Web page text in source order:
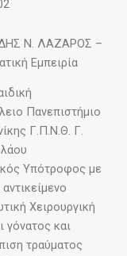
Ν. ΛΑΖΑΡΟΣ –
Εμπειρία
Πανεπιστήμιο
Γ.Π.Ν.Θ. Γ.
Υπότροφος με
Χειρουργική
γόνατος και
τραύματος